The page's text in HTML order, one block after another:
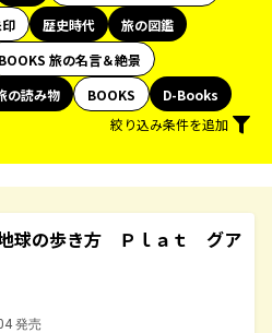
歴史時代
旅の図鑑
BOOKS 旅の名言＆絶景
の読み物 BOOKS
D-Books
絞り込み条件を追加
球の歩き方 Ｐｌａｔ グア
発売